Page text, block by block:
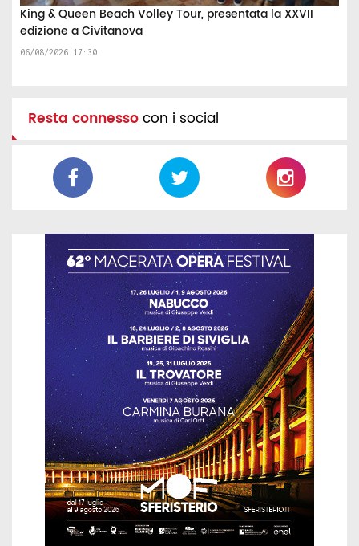
King & Queen Beach Volley Tour, presentata la XXVII
edizione a Civitanova
06/08/2026 17:30
Resta connessocon i social